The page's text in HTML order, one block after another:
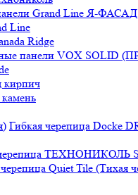
Grand Line Я-ФАСАД
Line
Ridge
панели VOX SOLID
кирпич
Гибкая черепица Docke
ТЕХНОНИКОЛЬ
Quiet Tile (Тихая